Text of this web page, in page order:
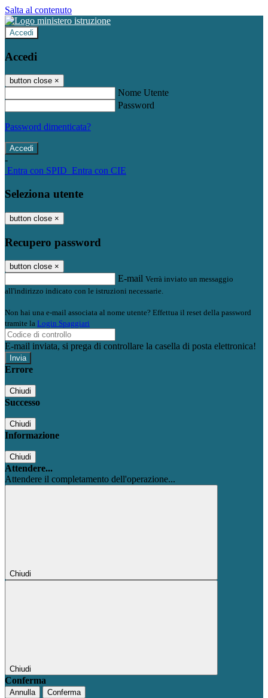
Salta al contenuto
Accedi
Accedi
button close ×
Nome Utente
Password
Password dimenticata?
-
Entra con SPID Entra con CIE
Seleziona utente
button close ×
Recupero password
button close ×
E-mail Verrà inviato un messaggio
all'indirizzo indicato con le istruzioni necessarie.
Non hai una e-mail associata al nome utente? Effettua il reset della password
tramite la Login Spaggiari
E-mail inviata, si prega di controllare la casella di posta elettronica!
Errore
Chiudi
Successo
Chiudi
Informazione
Chiudi
Attendere...
Attendere il completamento dell'operazione...
Chiudi
Chiudi
Conferma
Annulla Conferma